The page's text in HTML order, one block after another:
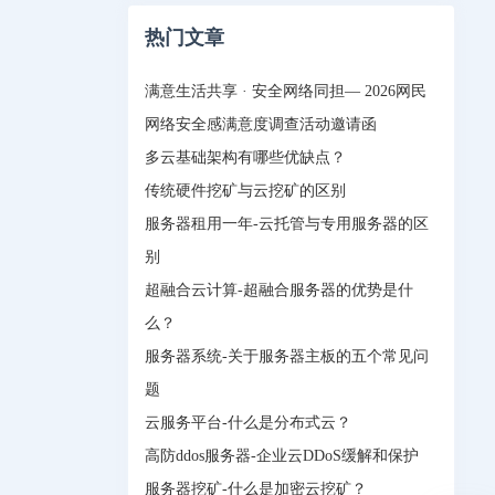
热门文章
满意生活共享 · 安全网络同担— 2026网民
网络安全感满意度调查活动邀请函
多云基础架构有哪些优缺点？
传统硬件挖矿与云挖矿的区别
服务器租用一年-云托管与专用服务器的区
别
超融合云计算-超融合服务器的优势是什
么？
服务器系统-关于服务器主板的五个常见问
题
云服务平台-什么是分布式云？
高防ddos服务器-企业云DDoS缓解和保护
服务器挖矿-什么是加密云挖矿？